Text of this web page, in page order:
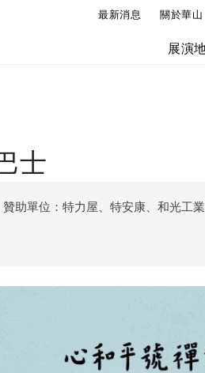
最新消息 關於華山
展演
士
贊助單位：特力屋、特安康、和光工